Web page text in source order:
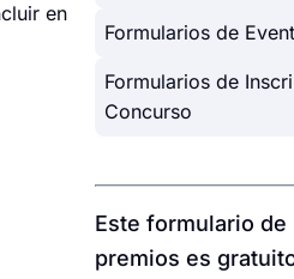
en
Formularios de
Formularios de
Concurso
Este formulario de
premios es